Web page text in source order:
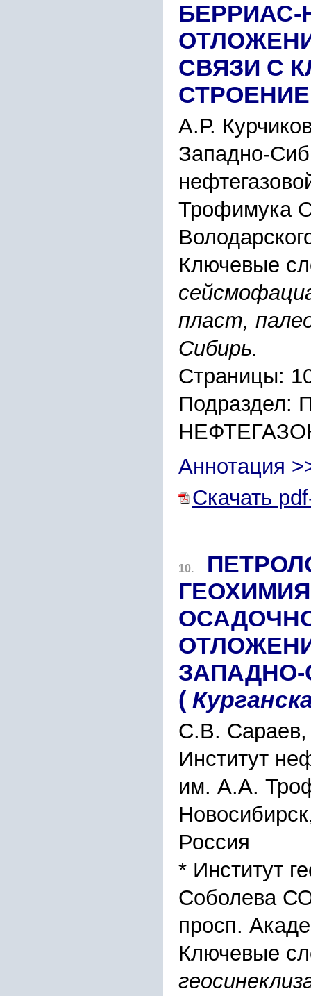
СВЯЗИ С
А.Р.
Западно-
Трофимука
Ключевые
пласт,
Сибирь.
Страницы:
Аннотация
Скачать
10.
(
С.В. Сараев,
Институт
им. А.А.
Россия
* Институт
Соболева
просп.
Ключевые